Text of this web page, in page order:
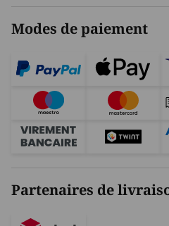
Modes de paiement
Partenaires de